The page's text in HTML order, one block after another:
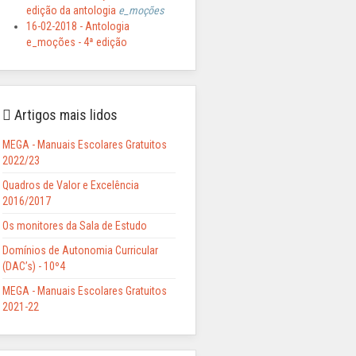
edição da antologia e_moções
16-02-2018 - Antologia
e_moções - 4ª edição
Artigos mais lidos
MEGA - Manuais Escolares Gratuitos
2022/23
Quadros de Valor e Excelência
2016/2017
Os monitores da Sala de Estudo
Domínios de Autonomia Curricular
(DAC’s) - 10º4
MEGA - Manuais Escolares Gratuitos
2021-22